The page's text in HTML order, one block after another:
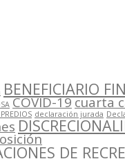
BENEFICIARIO
COVID-19cuarta
declaración jurada
DE